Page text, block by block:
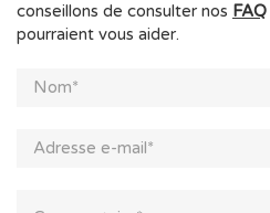
conseillons de consulter nos FAQ
pourraient vous aider.